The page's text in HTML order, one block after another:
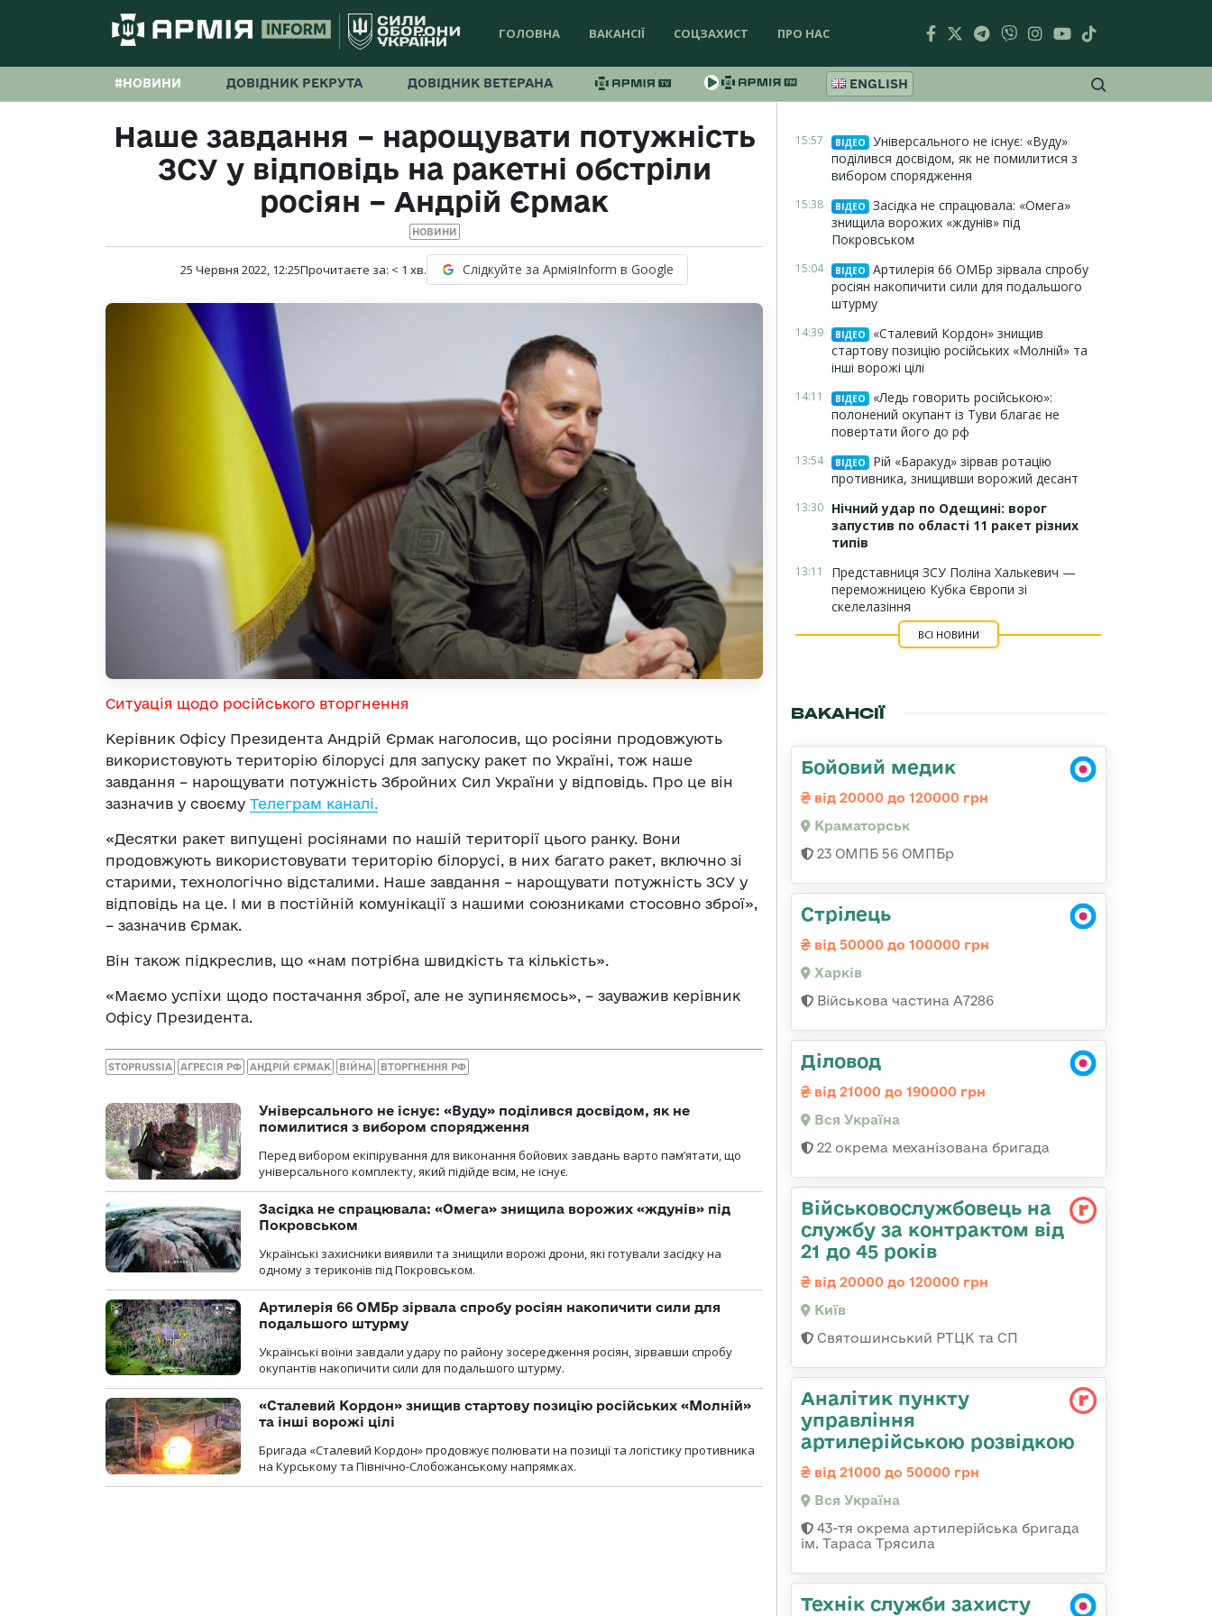
ГОЛОВНА ВАКАНСІЇ СОЦЗАХИСТ ПРО НАС
#НОВИНИ ДОВІДНИК РЕКРУТА ДОВІДНИК ВЕТЕРАНА ENGLISH
Наше завдання – нарощувати потужність
ЗСУ у відповідь на ракетні обстріли
росіян – Андрій Єрмак
НОВИНИ
25 Червня 2022, 12:25Прочитаєте за: < 1 хв. Слідкуйте за АрміяInform в Google
Ситуація щодо російського вторгнення
Керівник Офісу Президента Андрій Єрмак наголосив, що росіяни продовжують
використовують територію білорусі для запуску ракет по Україні, тож наше
завдання – нарощувати потужність Збройних Сил України у відповідь. Про це він
зазначив у своєму Телеграм каналі.
«Десятки ракет випущені росіянами по нашій території цього ранку. Вони
продовжують використовувати територію білорусі, в них багато ракет, включно зі
старими, технологічно відсталими. Наше завдання – нарощувати потужність ЗСУ у
відповідь на це. І ми в постійній комунікації з нашими союзниками стосовно зброї»,
– зазначив Єрмак.
Він також підкреслив, що «нам потрібна швидкість та кількість».
«Маємо успіхи щодо постачання зброї, але не зупиняємось», – зауважив керівник
Офісу Президента.
STOPRUSSIA АГРЕСІЯ РФ АНДРІЙ ЄРМАК ВІЙНА ВТОРГНЕННЯ РФ
Універсального не існує: «Вуду» поділився досвідом, як не
помилитися з вибором спорядження
Перед вибором екіпірування для виконання бойових завдань варто пам’ятати, що
універсального комплекту, який підійде всім, не існує.
Засідка не спрацювала: «Омега» знищила ворожих «ждунів» під
Покровськом
Українські захисники виявили та знищили ворожі дрони, які готували засідку на
одному з териконів під Покровськом.
Артилерія 66 ОМБр зірвала спробу росіян накопичити сили для
подальшого штурму
Українські воїни завдали удару по району зосередження росіян, зірвавши спробу
окупантів накопичити сили для подальшого штурму.
«Сталевий Кордон» знищив стартову позицію російських «Молній»
та інші ворожі цілі
Бригада «Сталевий Кордон» продовжує полювати на позиції та логістику противника
на Курському та Північно-Слобожанському напрямках.
15:57 ВІДЕО
Універсального не існує: «Вуду»
поділився досвідом, як не помилитися з
вибором спорядження
15:38 ВІДЕО
Засідка не спрацювала: «Омега»
знищила ворожих «ждунів» під
Покровськом
15:04 ВІДЕО
Артилерія 66 ОМБр зірвала спробу
росіян накопичити сили для подальшого
штурму
14:39 ВІДЕО
«Сталевий Кордон» знищив
стартову позицію російських «Молній» та
інші ворожі цілі
14:11 ВІДЕО
«Ледь говорить російською»:
полонений окупант із Туви благає не
повертати його до рф
13:54 ВІДЕО
Рій «Баракуд» зірвав ротацію
противника, знищивши ворожий десант
13:30 Нічний удар по Одещині: ворог
запустив по області 11 ракет різних
типів
13:11
Представниця ЗСУ Поліна Халькевич —
переможницею Кубка Європи зі
скелелазіння
ВСІ НОВИНИ
ВАКАНСІЇ
Бойовий медик
від 20000 до 120000 грн
Краматорськ
23 ОМПБ 56 ОМПБр
Стрілець
від 50000 до 100000 грн
Харків
Військова частина А7286
Діловод
від 21000 до 190000 грн
Вся Україна
22 окрема механізована бригада
Військовослужбовець на
службу за контрактом від
21 до 45 років
від 20000 до 120000 грн
Київ
Святошинський РТЦК та СП
Аналітик пункту
управління
артилерійською розвідкою
від 21000 до 50000 грн
Вся Україна
43-тя окрема артилерійська бригада
ім. Тараса Трясила
Технік служби захисту